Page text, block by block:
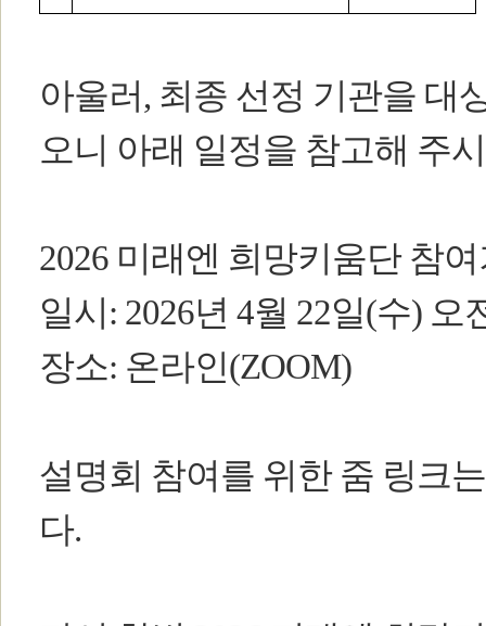
아울러, 최종 선정 기관을 대
오니 아래 일정을 참고해 주
2026 미래엔 희망키움단 참
일시: 2026년 4월 22일(수) 오
장소: 온라인(ZOOM)
설명회 참여를 위한 줌 링크
다.